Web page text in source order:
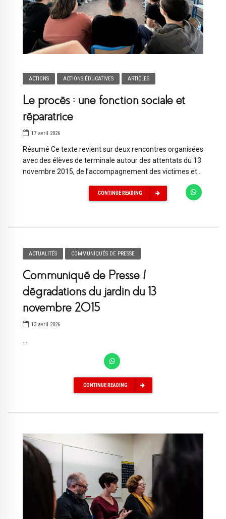
ACTIONS ACTIONS ÉDUCATIVES ARTICLES
Le procès : une fonction sociale et
réparatrice
17 avril 2026
Résumé Ce texte revient sur deux rencontres organisées
avec des élèves de terminale autour des attentats du 13
novembre 2015, de l’accompagnement des victimes et...
CONTINUE READING
ACTUALITÉS COMMUNIQUÉS DE PRESSE
Communiqué de Presse /
dégradations du jardin du 13
novembre 2015
13 avril 2026
CONTINUE READING